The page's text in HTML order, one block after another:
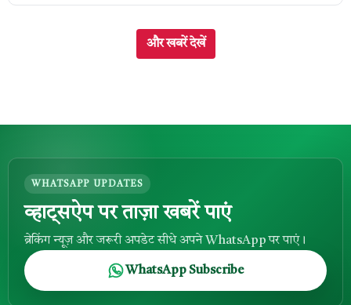
और खबरें देखें
WHATSAPP UPDATES
व्हाट्सऐप पर ताज़ा खबरें पाएं
ब्रेकिंग न्यूज़ और जरूरी अपडेट सीधे अपने WhatsApp पर पाएं।
WhatsApp Subscribe